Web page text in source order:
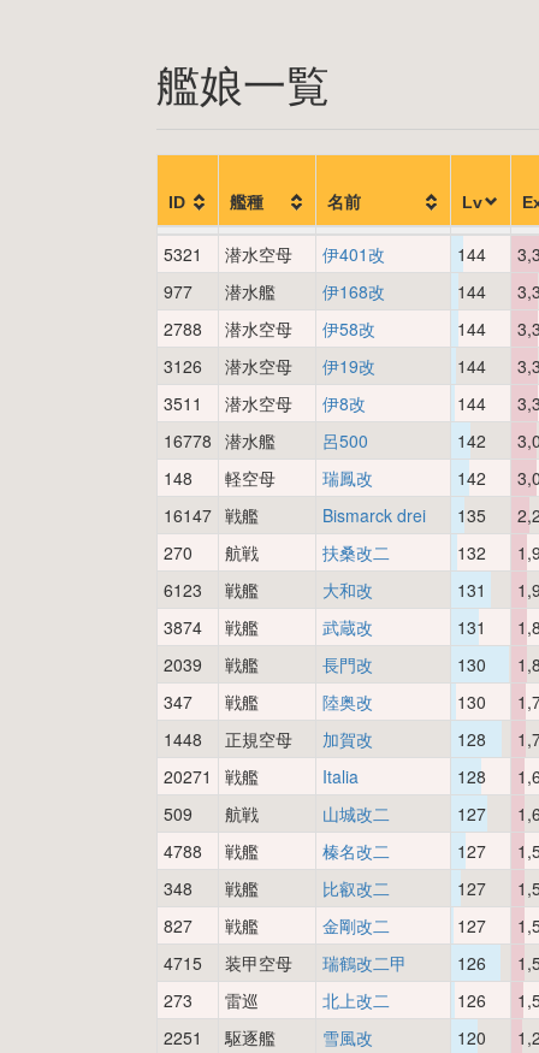
艦娘一覧
ID 艦種 名前 Lv
5321 潜水空母 伊401改 144
977
潜水艦 伊168改 144
2788
潜水空母 伊58改 144
3126
潜水空母 伊19改 144
3511
潜水空母 伊8改 144
16778 潜水艦 呂500 142
148
軽空母 瑞鳳改 142
16147 戦艦 Bismarck drei 135
270
航戦 扶桑改二 132
6123
戦艦 大和改 131
3874
戦艦 武蔵改 131
2039
戦艦 長門改 130
347
戦艦 陸奥改 130
1448
正規空母 加賀改 128
20271
戦艦 Italia 128
509
航戦 山城改二 127
4788
戦艦 榛名改二 127
348
戦艦 比叡改二 127
827
戦艦 金剛改二 127
4715
装甲空母 瑞鶴改二甲 126
273
雷巡 北上改二 126
2251
駆逐艦 雪風改 120